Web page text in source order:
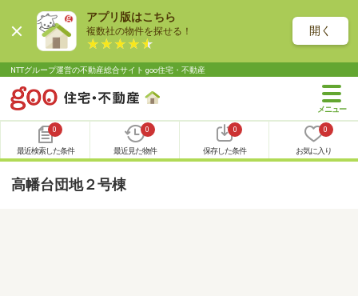
アプリ版はこちら
複数社の物件を探せる！ 開く
NTTグループ運営の不動産総合サイト goo住宅・不動産
0
最近検索した条件
0
最近見た物件
0
保存した条件
0
お気に入り
高幡台団地２号棟